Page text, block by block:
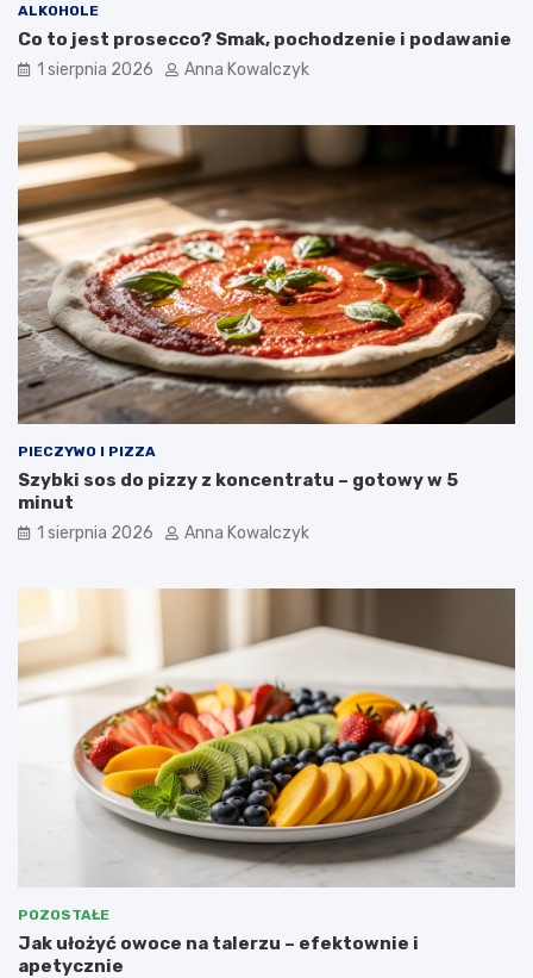
ALKOHOLE
Co to jest prosecco? Smak, pochodzenie i podawanie
1 sierpnia 2026 Anna Kowalczyk
PIECZYWO I PIZZA
Szybki sos do pizzy z koncentratu – gotowy w 5
minut
1 sierpnia 2026 Anna Kowalczyk
POZOSTAŁE
Jak ułożyć owoce na talerzu – efektownie i
apetycznie